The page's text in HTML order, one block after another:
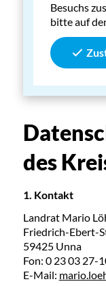
Besuchs
bitte auf
des
1. Kontakt
Landrat Mario
Friedrich-Ebert-
59425 Unna
Fon: 0 23 03 27-
E-Mail: